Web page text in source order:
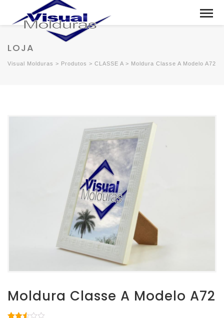
LOJA
Visual Molduras > Produtos > CLASSE A > Moldura Classe A Modelo A72
Moldura Classe A Modelo A72